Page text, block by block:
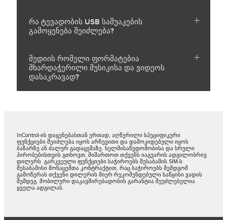
რა ტევადობის USB საშუაკების
გამოყენება შეიძლება?
მედიის რომელი ფორმატებია
მხარდაჭერილი მუსიკისა და ვიდეოს
დასაკრავად?
InControl-ის დაყენებასთან ერთად, აღწერილი სპეციფიკური
ფუნქციები შეიძლება იყოს არჩევითი და დამოკიდებული იყოს
ბაზარზე ან ძალურ გადაცემაზე. ხელმისაწვდომობისა და სრული
პირობებისთვის გთხოვთ, მიმართოთ თქვენს იაგუარის ადგილობრივ
დილერს. გარკვეული ფუნქციები საჭიროებს შესაბამის SIM-ს
შესაბამისი მონაცემთა კონტრაქტით, რაც საჭიროებს შემდგომ
გამოწერას თქვენი დილერის მიერ რეკომენდებული საწყისი ვადის
შემდეგ. მობილური დაკავშირებადობის გარანტია შეუძლებელია
ყველა ადგილას.